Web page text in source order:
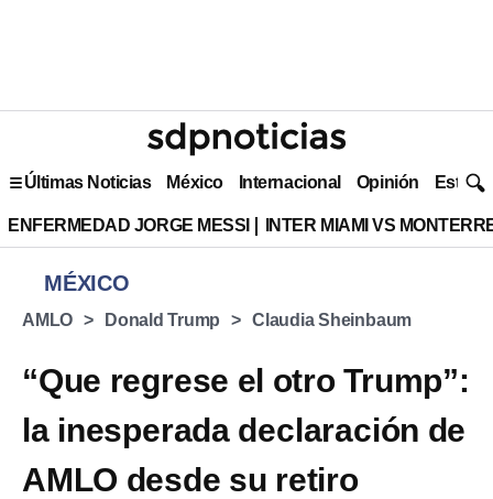
Últimas Noticias México Internacional Opinión Estilo
ENFERMEDAD JORGE MESSI INTER MIAMI VS
MÉXICO
AMLO Donald Trump Claudia Sheinbaum
“Que regrese el otro Trump”:
la inesperada declaración de
AMLO desde su retiro